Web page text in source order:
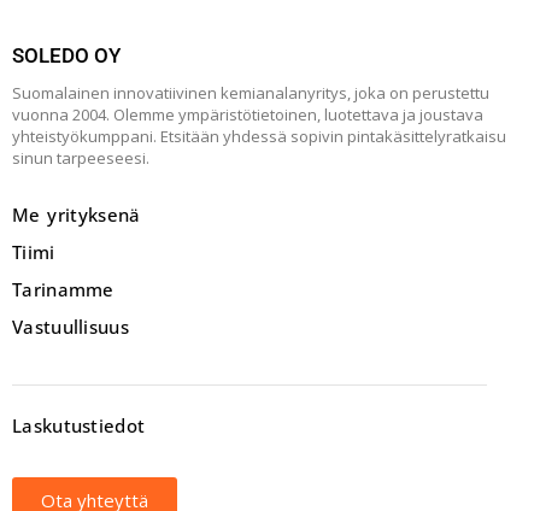
SOLEDO OY
Suomalainen innovatiivinen kemianalanyritys, joka on perustettu
vuonna 2004. Olemme ympäristötietoinen, luotettava ja joustava
yhteistyökumppani. Etsitään yhdessä sopivin pintakäsittelyratkaisu
sinun tarpeeseesi.
Me yrityksenä
Tiimi
Tarinamme
Vastuullisuus
Laskutustiedot
Ota yhteyttä